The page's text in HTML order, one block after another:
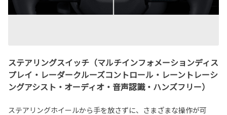
ステアリングスイッチ（マルチインフォメーションディス
プレイ・レーダークルーズコントロール・レーントレーシ
ングアシスト・オーディオ・音声認識・ハンズフリー）
ステアリングホイールから手を放さずに、さまざまな操作が可